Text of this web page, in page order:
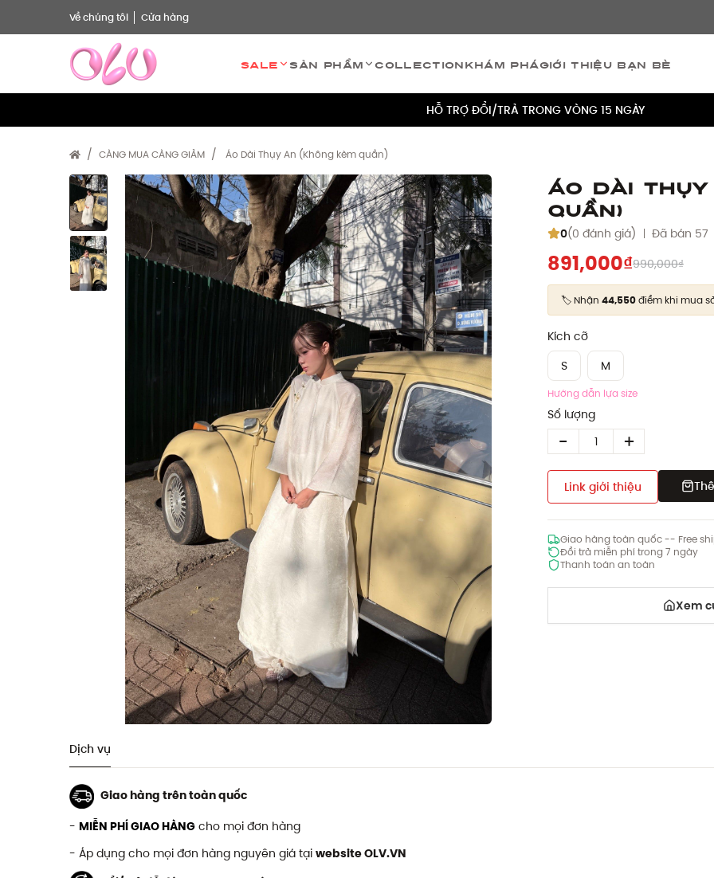
Về chúng tôi Cửa hàng
Sale Sản phẩm Collection Khám phá Giới thiệu bạn bè
HỖ TRỢ ĐỔI/TRẢ TRONG VÒNG 15 NGÀY
MIỄN PHÍ VẬN CHUYỂN CHO MỌI ĐƠN HÀNG
HỖ TRỢ ĐỔI/TRẢ TRONG VÒNG 15 NGÀY
TÍCH ĐIỂM 5% CHO MỌI ĐƠN HÀNG
CÀNG MUA CÀNG GIẢM Áo Dài Thụy An (Không kèm quần)
Áo Dài
quần)
0(0 đánh giá) Đã bán 57
891,000₫990,000₫
🏷️ Nhận 44,550điểm khi mua
Kích cỡ
S
M
Hướng dẫn lựa size
Số lượng
Link giới thiệu
Giao hàng toàn quốc -- Free
Đổi trả miễn phí trong 7 ngày
Thanh toán an toàn
Xem
Dịch vụ
Giao hàng trên toàn quốc
- MIỄN PHÍ GIAO HÀNG cho mọi đơn hàng
- Áp dụng cho mọi đơn hàng nguyên giá tại website OLV.VN